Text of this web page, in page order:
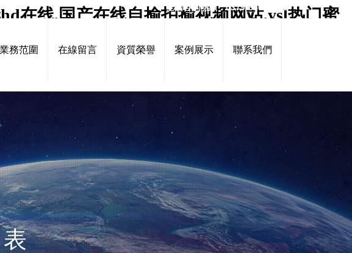
在线,国产在线自揄拍揄视频网站,ysl热门蜜
成人av精品免费麻豆,日本亚洲精品中文字幕
全國咨詢熱線：0379-65616861
業務范圍 在線留言 資質榮譽 案例展示 聯系我們